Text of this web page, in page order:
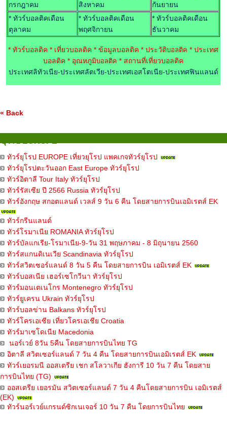
กรกฎาคม
สิงหาคม
กันยายน
* ทัวร์บอลติคเดือน
ตุลาคม
* ทัวร์บอลติคเดือน
พฤศจิกายน
* ทัวร์บอลติคเดือน
ธันวาคม
* ทัวร์บอลติค * เที่ยวบอลติค * ข้อมูลบอลติค * ประวัติบอลติค * ประเทศ
บอลติค * อุณหภูมิบอลติค * สถานที่เที่ยวบอลติค
ประเทศลิทัวเนีย-ประเทศลัตเวีย-ประเทศเอสโตเนีย-ประเทศฟินแลนด์
« Back
ทัวร์ยุโรป EUROPE เที่ยวยุโรป แพคเกจทัวร์ยุโรป
ทัวร์ยุโรปตะวันออก East Europe ทัวร์ยุโรป
ทัวร์อิตาลี Tour Italy ทัวร์ยุโรป
ทัวร์รัสเซีย ปี 2566 Russia ทัวร์ยุโรป
ทัวร์อังกฤษ สกอตแลนด์ เวลส์ 9 วัน 6 คืน โดยสายการบินเอมิเรตส์ EK
ทัวร์กรีนแลนด์
ทัวร์โรมาเนีย ROMANIA ทัวร์ยุโรป
ทัวร์บัลแกเรีย-โรมาเนีย-9-วัน 31 พฤษภาคม - 8 มิถุนายน 2560
ทัวร์สแกนดิเนเวีย Scandinavia ทัวร์ยุโรป
ทัวร์สวิตเซอร์แลนด์ 8 วัน 5 คืน โดยสายการบิน เอมิเรตส์ EK
ทัวร์บอสเนีย เฮอร์เซโกวีนา ทัวร์ยุโรป
ทัวร์มอนเตเนโกร Montenegro ทัวร์ยุโรป
ทัวร์ยูเครน Ukrain ทัวร์ยุโรป
ทัวร์บอลข่าน Balkans ทัวร์ยุโรป
ทัวร์โครเอเซีย เที่ยวโครเอเชีย Croatia
ทัวร์มาเซโดเนีย Macedonia
นอร์เวย์ 8วัน 5คืน โดยสายการบินไทย TG
อิตาลี สวิตเซอร์แลนด์ 7 วัน 4 คืน โดยสายการบินเอมิเรตส์ EK
ทัวร์เยอรมนี ออสเตรีย เชก สโลวาเกีย ฮังการี 10 วัน 7 คืน โดยสาย
การบินไทย (TG)
ออสเตรีย เยอรมัน สวิตเซอร์แลนด์ 7 วัน 4 คืนโดยสายการบิน เอมิเรตส์
(EK)
ทัวร์นอร์เวย์แกรนด์ซิกเนเจอร์ 10 วัน 7 คืน โดยการบินไทย